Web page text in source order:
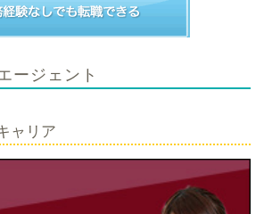
ージェント
ャリア